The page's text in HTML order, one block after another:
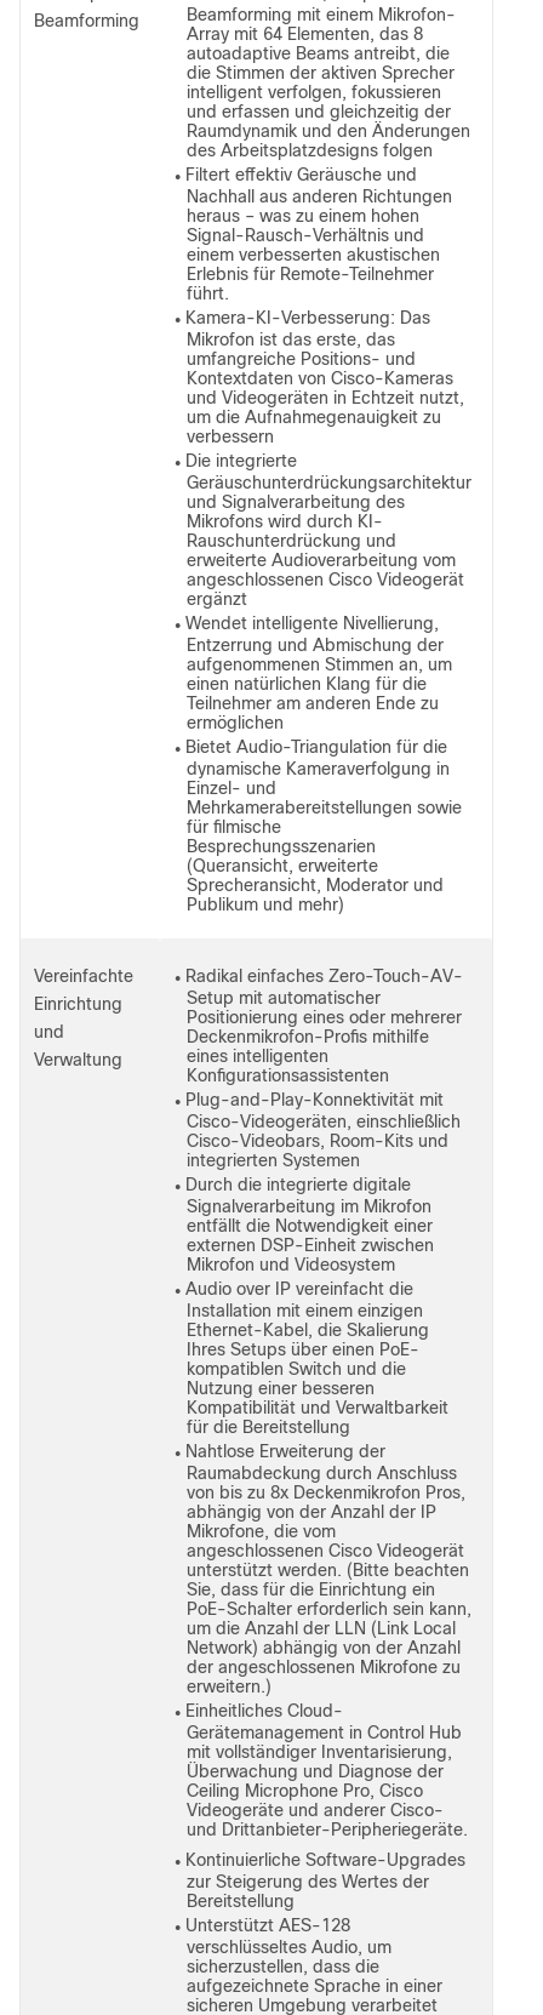
Beamforming
Beamforming mit einem Mikrofon-
Array mit 64 Elementen, das 8
autoadaptive Beams antreibt, die
die Stimmen der aktiven Sprecher
intelligent verfolgen, fokussieren
und erfassen und gleichzeitig der
Raumdynamik und den Änderungen
des Arbeitsplatzdesigns folgen
● Filtert effektiv Geräusche und
Nachhall aus anderen Richtungen
heraus – was zu einem hohen
Signal-Rausch-Verhältnis und
einem verbesserten akustischen
Erlebnis für Remote-Teilnehmer
führt.
● Kamera-KI-Verbesserung: Das
Mikrofon ist das erste, das
umfangreiche Positions- und
Kontextdaten von Cisco-Kameras
und Videogeräten in Echtzeit nutzt,
um die Aufnahmegenauigkeit zu
verbessern
● Die integrierte
Geräuschunterdrückungsarchitektur
und Signalverarbeitung des
Mikrofons wird durch KI-
Rauschunterdrückung und
erweiterte Audioverarbeitung vom
angeschlossenen Cisco Videogerät
ergänzt
● Wendet intelligente Nivellierung,
Entzerrung und Abmischung der
aufgenommenen Stimmen an, um
einen natürlichen Klang für die
Teilnehmer am anderen Ende zu
ermöglichen
● Bietet Audio-Triangulation für die
dynamische Kameraverfolgung in
Einzel- und
Mehrkamerabereitstellungen sowie
für filmische
Besprechungsszenarien
(Queransicht, erweiterte
Sprecheransicht, Moderator und
Publikum und mehr)
Vereinfachte
Einrichtung
und
Verwaltung
● Radikal einfaches Zero-Touch-AV-
Setup mit automatischer
Positionierung eines oder mehrerer
Deckenmikrofon-Profis mithilfe
eines intelligenten
Konfigurationsassistenten
● Plug-and-Play-Konnektivität mit
Cisco-Videogeräten, einschließlich
Cisco-Videobars, Room-Kits und
integrierten Systemen
● Durch die integrierte digitale
Signalverarbeitung im Mikrofon
entfällt die Notwendigkeit einer
externen DSP-Einheit zwischen
Mikrofon und Videosystem
● Audio over IP vereinfacht die
Installation mit einem einzigen
Ethernet-Kabel, die Skalierung
Ihres Setups über einen PoE-
kompatiblen Switch und die
Nutzung einer besseren
Kompatibilität und Verwaltbarkeit
für die Bereitstellung
● Nahtlose Erweiterung der
Raumabdeckung durch Anschluss
von bis zu 8x Deckenmikrofon Pros,
abhängig von der Anzahl der IP
Mikrofone, die vom
angeschlossenen Cisco Videogerät
unterstützt werden. (Bitte beachten
Sie, dass für die Einrichtung ein
PoE-Schalter erforderlich sein kann,
um die Anzahl der LLN (Link Local
Network) abhängig von der Anzahl
der angeschlossenen Mikrofone zu
erweitern.)
● Einheitliches Cloud-
Gerätemanagement in Control Hub
mit vollständiger Inventarisierung,
Überwachung und Diagnose der
Ceiling Microphone Pro, Cisco
Videogeräte und anderer Cisco-
und Drittanbieter-Peripheriegeräte.
● Kontinuierliche Software-Upgrades
zur Steigerung des Wertes der
Bereitstellung
● Unterstützt AES-128
verschlüsseltes Audio, um
sicherzustellen, dass die
aufgezeichnete Sprache in einer
sicheren Umgebung verarbeitet